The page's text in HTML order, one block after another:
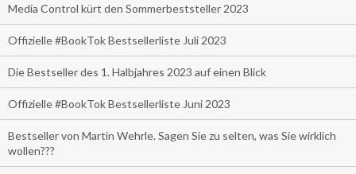
Media Control kürt den Sommerbeststeller 2023
Offizielle #BookTok Bestsellerliste Juli 2023
Die Bestseller des 1. Halbjahres 2023 auf einen Blick
Offizielle #BookTok Bestsellerliste Juni 2023
Bestseller von Martin Wehrle. Sagen Sie zu selten, was Sie wirklich
wollen???